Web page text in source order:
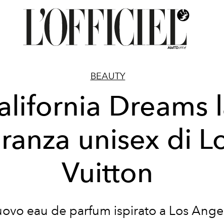
BEAUTY
Dreams
unisex di
Vuitton
eau de parfum ispirato a Los